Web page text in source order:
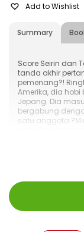
Summary
Add to Wishlist
Score Seirin dan
tanda akhir
pemenang?!
Amerika, dia
Jepang. Dia
bergabung
satu anggota
menarik
ISBN
Size